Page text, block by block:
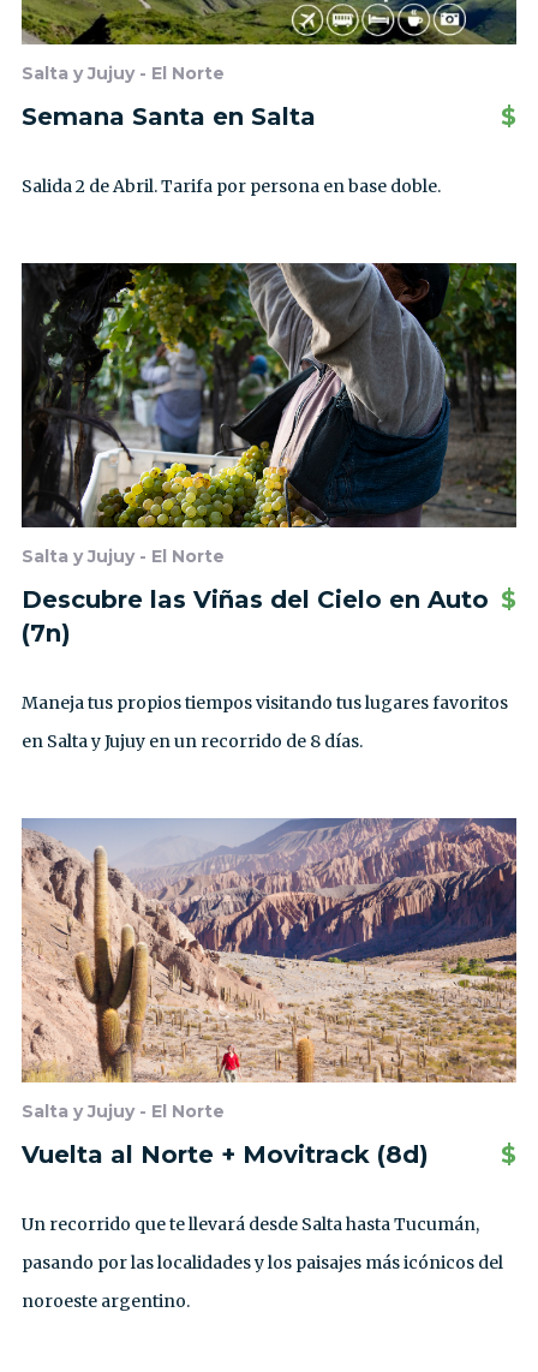
Salta y Jujuy - El Norte
Semana Santa en Salta $
Salida 2 de Abril. Tarifa por persona en base doble.
Salta y Jujuy - El Norte
Descubre las Viñas del Cielo en Auto
(7n)
$
Maneja tus propios tiempos visitando tus lugares favoritos
en Salta y Jujuy en un recorrido de 8 días.
Salta y Jujuy - El Norte
Vuelta al Norte + Movitrack (8d) $
Un recorrido que te llevará desde Salta hasta Tucumán,
pasando por las localidades y los paisajes más icónicos del
noroeste argentino.